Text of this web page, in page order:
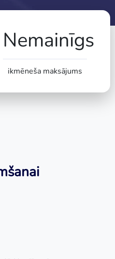
Nemainīgs
ikmēneša maksājums